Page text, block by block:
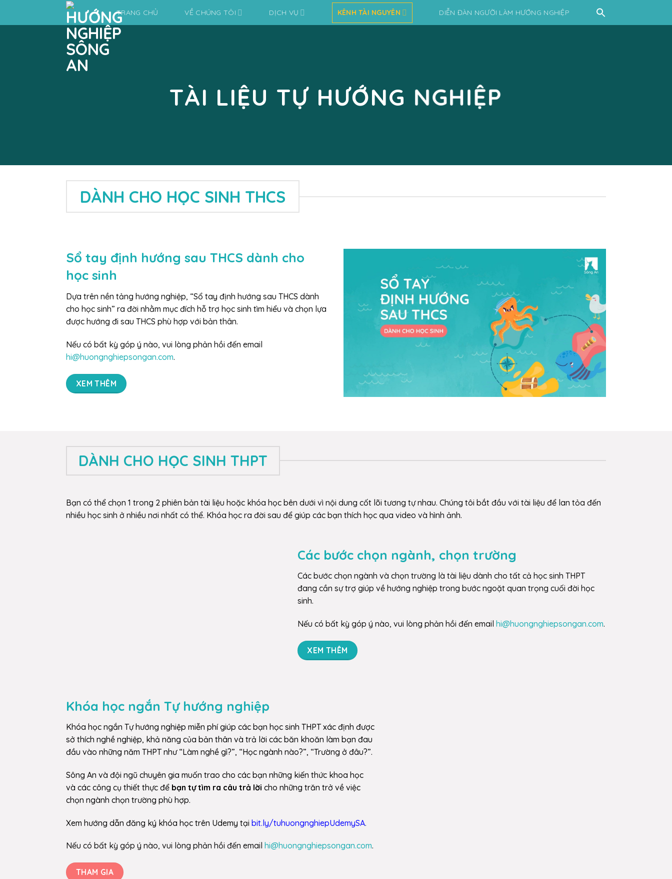
TRANG CHỦ VỀ CHÚNG TÔI DỊCH VỤ KÊNH TÀI NGUYÊN DIỄN ĐÀN NGƯỜI LÀM HƯỚNG NGHIỆP
TÀI LIỆU TỰ HƯỚNG NGHIỆP
DÀNH CHO HỌC SINH THCS
Sổ tay định hướng sau THCS dành cho
học sinh
Dựa trên nền tảng hướng nghiệp, “Sổ tay định hướng sau THCS dành
cho học sinh” ra đời nhằm mục đích hỗ trợ học sinh tìm hiểu và chọn lựa
được hướng đi sau THCS phù hợp với bản thân.
Nếu có bất kỳ góp ý nào, vui lòng phản hồi đến email
hi@huongnghiepsongan.com.
XEM THÊM
DÀNH CHO HỌC SINH THPT
Bạn có thể chọn 1 trong 2 phiên bản tài liệu hoặc khóa học bên dưới vì nội dung cốt lõi tương tự nhau. Chúng tôi bắt đầu với tài liệu để lan tỏa đến
nhiều học sinh ở nhiều nơi nhất có thể. Khóa học ra đời sau để giúp các bạn thích học qua video và hình ảnh.
Các bước chọn ngành, chọn trường
Các bước chọn ngành và chọn trường là tài liệu dành cho tất cả học sinh THPT
đang cần sự trợ giúp về hướng nghiệp trong bước ngoặt quan trọng cuối đời học
sinh.
Nếu có bất kỳ góp ý nào, vui lòng phản hồi đến email hi@huongnghiepsongan.com.
XEM THÊM
Khóa học ngắn Tự hướng nghiệp
Khóa học ngắn Tự hướng nghiệp miễn phí giúp các bạn học sinh THPT xác định được
sở thích nghề nghiệp, khả năng của bản thân và trả lời các băn khoăn làm bạn đau
đầu vào những năm THPT như “Làm nghề gì?”, “Học ngành nào?”, “Trường ở đâu?”.
Sông An và đội ngũ chuyên gia muốn trao cho các bạn những kiến thức khoa học
và các công cụ thiết thực để bạn tự tìm ra câu trả lời cho những trăn trở về việc
chọn ngành chọn trường phù hợp.
Xem hướng dẫn đăng ký khóa học trên Udemy tại bit.ly/tuhuongnghiepUdemySA.
Nếu có bất kỳ góp ý nào, vui lòng phản hồi đến email hi@huongnghiepsongan.com.
THAM GIA